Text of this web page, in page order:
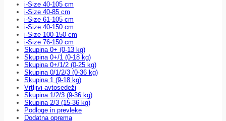
i-Size 40-105 cm
i-Size 40-85 cm
i-Size 61-105 cm
i-Size 40-150 cm
i-Size 100-150 cm
i-Size 76-150 cm
Skupina 0+ (0-13 kg)
Skupina 0+/1 (0-18 kg)
Skupina 0+/1/2 (0-25 kg)
Skupina 0/1/2/3 (0-36 kg)
Skupina 1 (9-18 kg)
Vrtljivi avtosedeži
Skupina 1/2/3 (9-36 kg)
Skupina 2/3 (15-36 kg)
Podloge in prevleke
Dodatna oprema